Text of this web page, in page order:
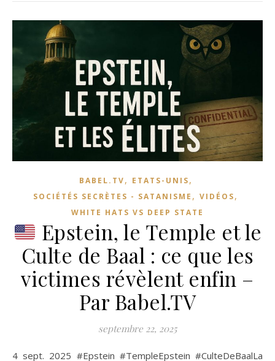
BABEL.TV, ETATS-UNIS,
SOCIÉTÉS SECRÈTES - SATANISME , VIDÉOS,
WHITE HATS VS DEEP STATE
Epstein, le Temple et le
Culte de Baal : ce que les
victimes révèlent enfin –
Par Babel.TV
septembre 22, 2025
4 sept. 2025 #Epstein #TempleEpstein #CulteDeBaalLa